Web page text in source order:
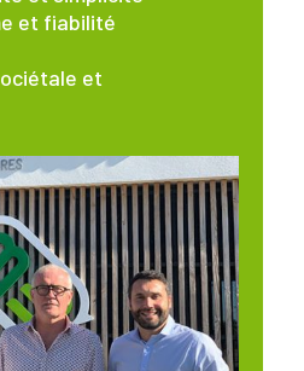
et fiabilité
et